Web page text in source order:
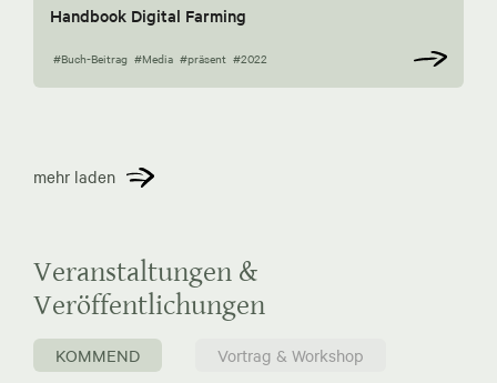
Handbook Digital Farming
#Buch-Beitrag #Media #präsent #2022
mehr laden
Veranstaltungen &
Veröffentlichungen
KOMMEND
Vortrag & Workshop